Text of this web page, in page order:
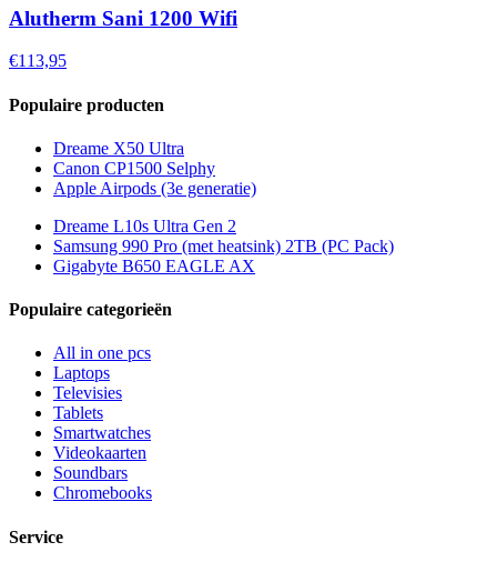
Alutherm Sani 1200 Wifi
€113,95
Populaire producten
Dreame X50 Ultra
Canon CP1500 Selphy
Apple Airpods (3e generatie)
Dreame L10s Ultra Gen 2
Samsung 990 Pro (met heatsink) 2TB (PC Pack)
Gigabyte B650 EAGLE AX
Populaire categorieën
All in one pcs
Laptops
Televisies
Tablets
Smartwatches
Videokaarten
Soundbars
Chromebooks
Service